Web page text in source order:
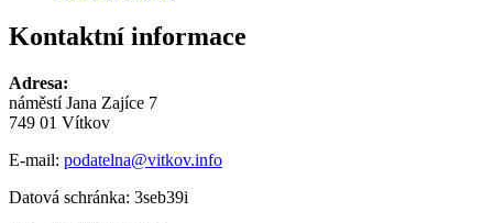
Kontaktní informace
Adresa:
náměstí Jana Zajíce 7
749 01 Vítkov
E-mail: podatelna@vitkov.info
Datová schránka: 3seb39i